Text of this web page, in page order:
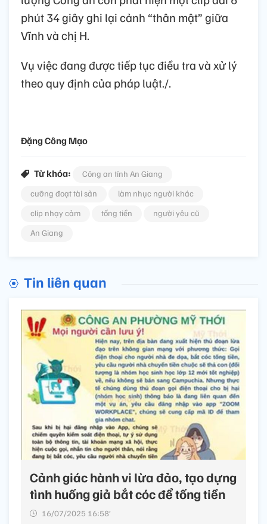
phút 34 giây ghi lại cảnh “thân mật” giữa
Vĩnh và chị H.
Vụ việc đang được tiếp tục điều tra và xử lý
theo quy định của pháp luật./.
Đặng Công Mạo
Từ khóa:
Công an tỉnh An Giang
cưỡng đoạt tài sản
làm nhục người khác
clip nhạy cảm
tống tiền
người yêu cũ
An Giang
Tin liên quan
Cảnh giác hành vi lừa đảo, tạo dựng
tình huống giả bắt cóc để tống tiền
16/07/2025 16:58’